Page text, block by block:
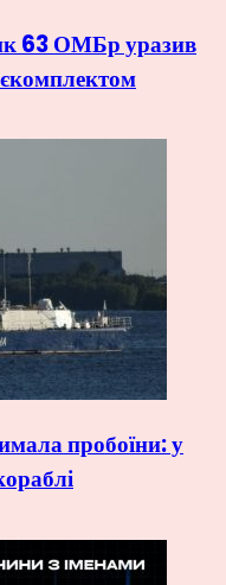
63 ОМБр уразив
пробоїни: у